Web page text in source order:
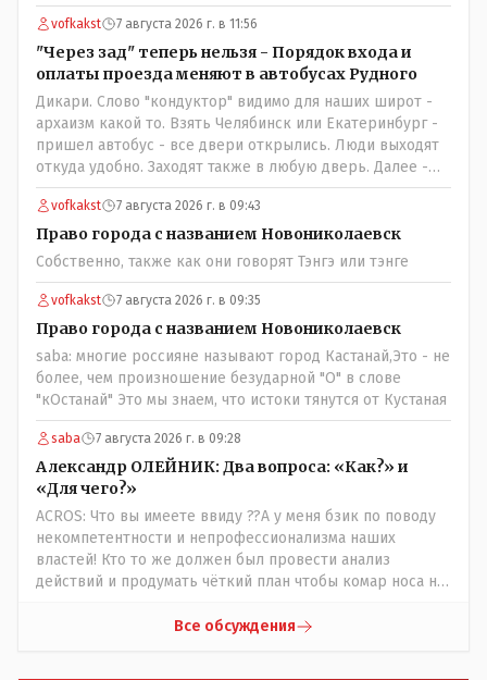
vofkakst 7 августа 2026 г. в 11:56
"Через зад" теперь нельзя - Порядок входа и
оплаты проезда меняют в автобусах Рудного
Дикари. Слово "кондуктор" видимо для наших широт -
архаизм какой то. Взять Челябинск или Екатеринбург -
пришел автобус - все двери открылись. Люди выходят
откуда удобно. Заходят также в любую дверь. Далее -
либо платишь сам (у каждой двери есть валидатор),
либо кондуктор подойдет с терминалом. Водитель
разгружен от вопросов оплаты, полностью
сконцентрировавшись на управлении автобусом.
Кондуктор - помимо удобства - несомненно рабочие
места. Сколько людей можно трудоустроить? Но зачем,
когда водитель должен и на дорогу смотреть, и оплату
контролировать , и (в редких случаях оплаты наличкой)
сдачу выдавать. У нас прогресс почему-то идет с
регрессом рука об руку. Любую хорошую задумку
умудряемся похерить(
vofkakst 7 августа 2026 г. в 09:43
Право города с названием Новониколаевск
Собственно, также как они говорят Тэнгэ или тэнге
vofkakst 7 августа 2026 г. в 09:35
Право города с названием Новониколаевск
saba: многие россияне называют город Кастанай,Это - не
более, чем произношение безударной "О" в слове
"кОстанай" Это мы знаем, что истоки тянутся от Кустаная
saba 7 августа 2026 г. в 09:28
Александр ОЛЕЙНИК: Два вопроса: «Как?» и
«Для чего?»
ACROS: Что вы имеете ввиду ??А у меня бзик по поводу
некомпетентности и непрофессионализма наших
властей! Кто то же должен был провести анализ
действий и продумать чёткий план чтобы комар носа не
центре либо кто то из родственников сидит, либо
Все обсуждения